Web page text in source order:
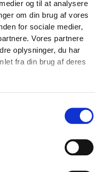
og til at analysere
om din brug af vores
for sociale medier,
Vores partnere
oplysninger, du har
fra din brug af deres